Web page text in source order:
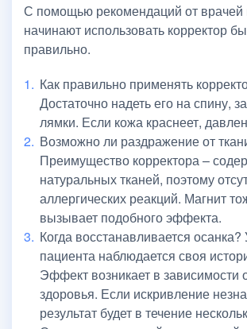
С помощью рекомендаций от врачей
начинают использовать корректор
правильно.
Как правильно применять
Достаточно надеть его на спину,
лямки. Если кожа краснеет,
Возможно ли раздражение от
Преимущество корректора –
натуральных тканей, поэтому
аллергических реакций. Магнит
вызывает подобного эффекта.
Когда восстанавливается
пациента наблюдается своя
Эффект возникает в зависимости
здоровья. Если искривление
результат будет в течение